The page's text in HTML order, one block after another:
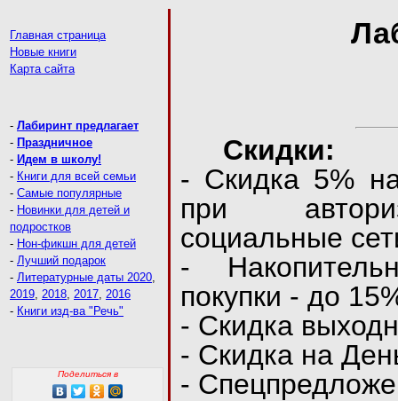
Главная страница
Новые книги
Карта сайта
- Лабиринт предлагает
- Праздничное
- Идем в школу!
- Книги для всей семьи
- Самые популярные
- Новинки для детей и
подростков
- Нон-фикшн для детей
- Лучший подарок
- Литературные даты 2020,
2019, 2018, 2017, 2016
- Книги изд-ва "Речь"
Поделиться в
Скидки:
- Скидка 5%
при
социальные
-
покупки - до
- Скидка
- Скидка на
-